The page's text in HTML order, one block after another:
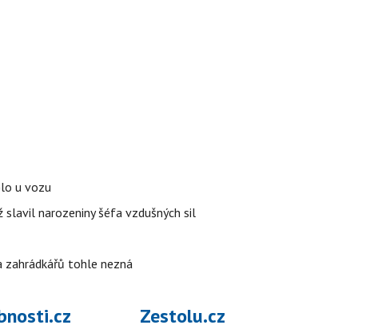
u vozu
slavil narozeniny šéfa vzdušných sil
zahrádkářů tohle nezná
Zestolu.cz